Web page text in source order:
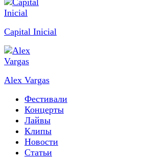
Capital Inicial
Alex Vargas
Фестивали
Концерты
Лайвы
Клипы
Новости
Статьи